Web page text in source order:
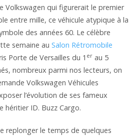
Volkswagen qui figurerait le premier
entre mille, ce véhicule atypique à la
des années 60. Le célèbre
semaine au Salon Rétromobile
Porte de Versailles du 1 er au 5
nombreux parmi nos lecteurs, on
Volkswagen Véhicules
l’évolution de ses fameux
héritier ID. Buzz Cargo.
replonger le temps de quelques